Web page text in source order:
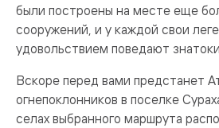
были построены на месте еще
сооружений, и у каждой свои
удовольствием поведают
Вскоре перед вами предстанет
огнепоклонников в поселке
селах выбранного маршрута